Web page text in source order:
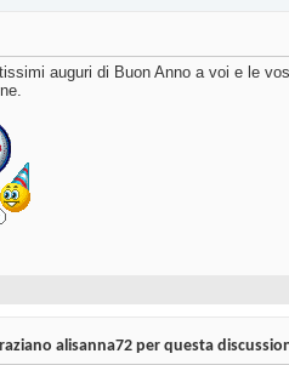
auguri di Buon Anno a voi e le
alisanna72 per questa